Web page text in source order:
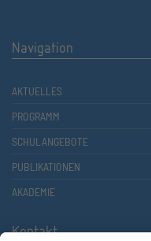
Navigation
AKTUELLES
PROGRAMM
SCHULANGEBOTE
PUBLIKATIONEN
AKADEMIE
Kontakt